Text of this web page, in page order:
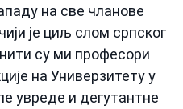
на све чланове
је циљ слом српског
су ми професори
на Универзитету у
увреде и дегутантне